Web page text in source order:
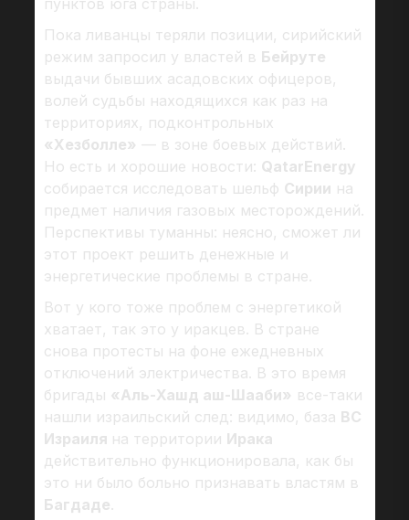
Пока ливанцы теряли позиции, сирийский
режим запросил у властей в Бейруте
выдачи бывших асадовских офицеров,
волей судьбы находящихся как раз на
территориях, подконтрольных
«Хезболле» — в зоне боевых действий.
Но есть и хорошие новости: QatarEnergy
собирается исследовать шельф Сирии на
предмет наличия газовых месторождений.
Перспективы туманны: неясно, сможет ли
этот проект решить денежные и
энергетические проблемы в стране.
Вот у кого тоже проблем с энергетикой
хватает, так это у иракцев. В стране
снова протесты на фоне ежедневных
отключений электричества. В это время
бригады «Аль-Хашд аш-Шааби» все-таки
нашли израильский след: видимо, база ВС
Израиля на территории Ирака
действительно функционировала, как бы
это ни было больно признавать властям в
Багдаде.